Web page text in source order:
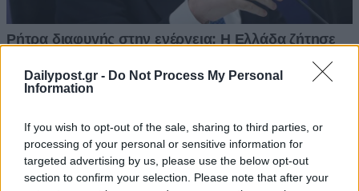
Dailypost.gr - Do Not Process My Personal
Information
If you wish to opt-out of the sale, sharing to third parties, or
processing of your personal or sensitive information for
targeted advertising by us, please use the below opt-out
section to confirm your selection. Please note that after your